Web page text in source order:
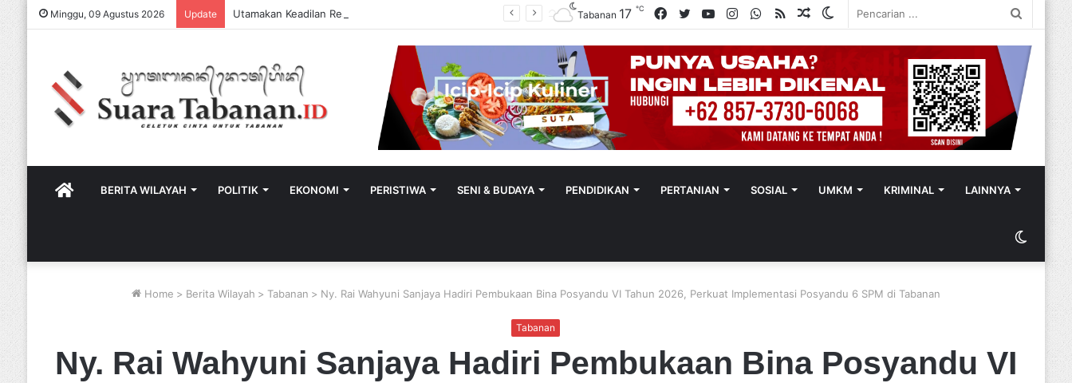
Minggu, 09 Agustus 2026 Update
Switch
Random
RSS
WhatsApp
Instagram
YouTube
Twitter
Facebook
Tabanan 17℃
HOMEBERITA WILAYAH POLITIK EKONOMI PERISTIWA SENI & BUDAYA PENDIDIKAN PERTANIAN SOSIAL UMKM KRIMINAL LAINNYA
Switch
skin
Home > Berita Wilayah > Tabanan > Ny. Rai Wahyuni Sanjaya Hadiri Pembukaan Bina Posyandu VI Tahun 2026, Perkuat Implementasi Posyandu 6 SPM di Tabanan
Tabanan
Ny. Rai Wahyuni Sanjaya Hadiri Pembukaan Bina Posyandu VI